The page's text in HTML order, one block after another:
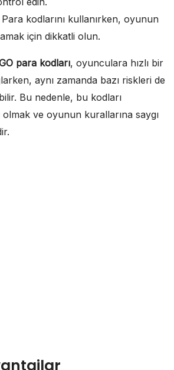
Para kodlarını kullanırken, oyunun
için dikkatli olun.
para kodları, oyunculara hızlı bir
aynı zamanda bazı riskleri de
Bu nedenle, bu kodları
ve oyunun kurallarına saygı